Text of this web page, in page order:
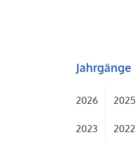
Jahrgänge
2026 2025
2023 2022